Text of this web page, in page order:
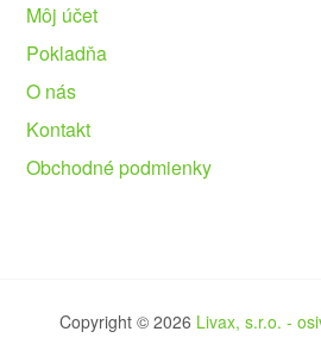
Môj účet
Pokladňa
O nás
Kontakt
Obchodné podmienky
Copyright © 2026 Livax, s.r.o. -